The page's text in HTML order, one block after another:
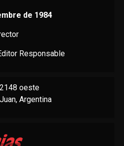
de 1984
Responsable
oeste
Argentina